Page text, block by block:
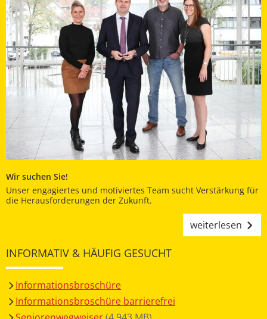
Wir suchen Sie!
Unser engagiertes und motiviertes Team sucht Verstärkung für
die Herausforderungen der Zukunft.
weiterlesen
INFORMATIV & HÄUFIG GESUCHT
Informationsbroschüre
Informationsbroschüre barrierefrei